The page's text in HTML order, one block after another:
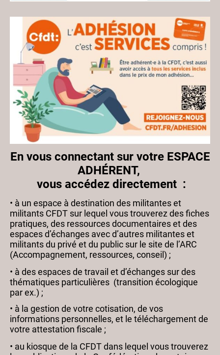
En vous connectant sur votre ESPACE
ADHÉRENT,
vous accédez directement :
• à un espace à destination des militantes et
militants CFDT sur lequel vous trouverez des fiches
pratiques, des ressources documentaires et des
espaces d’échanges avec d’autres militantes et
militants du privé et du public sur le site de l’ARC
(Accompagnement, ressources, conseil) ;
• à des espaces de travail et d’échanges sur des
thématiques particulières (transition écologique
par ex.) ;
• à la gestion de votre cotisation, de vos
informations personnelles, et le téléchargement de
votre attestation fiscale ;
• au kiosque de la CFDT dans lequel vous trouverez